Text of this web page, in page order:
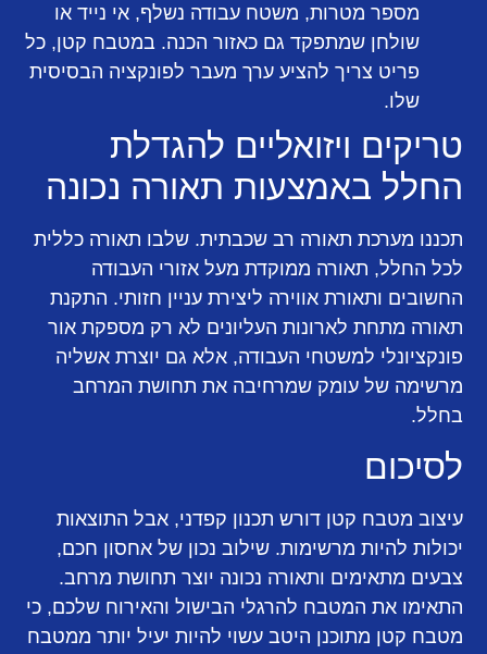
מספר מטרות, משטח עבודה נשלף, אי נייד או
שולחן שמתפקד גם כאזור הכנה. במטבח קטן, כל
פריט צריך להציע ערך מעבר לפונקציה הבסיסית
שלו.
טריקים ויזואליים להגדלת
החלל באמצעות תאורה נכונה
תכננו מערכת תאורה רב שכבתית. שלבו תאורה כללית
לכל החלל, תאורה ממוקדת מעל אזורי העבודה
החשובים ותאורת אווירה ליצירת עניין חזותי. התקנת
תאורה מתחת לארונות העליונים לא רק מספקת אור
פונקציונלי למשטחי העבודה, אלא גם יוצרת אשליה
מרשימה של עומק שמרחיבה את תחושת המרחב
בחלל.
לסיכום
עיצוב מטבח קטן דורש תכנון קפדני, אבל התוצאות
יכולות להיות מרשימות. שילוב נכון של אחסון חכם,
צבעים מתאימים ותאורה נכונה יוצר תחושת מרחב.
התאימו את המטבח להרגלי הבישול והאירוח שלכם, כי
מטבח קטן מתוכנן היטב עשוי להיות יעיל יותר ממטבח